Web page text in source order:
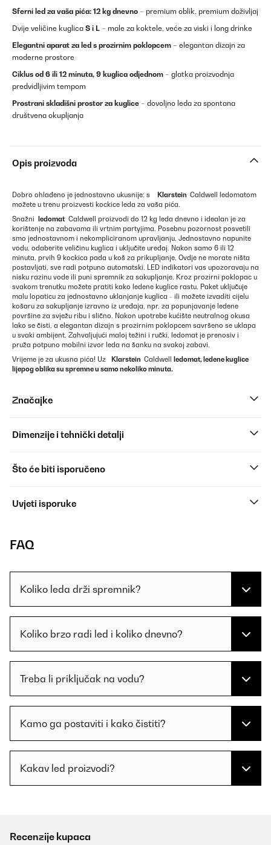
Sferni led za vaša pića: 12 kg dnevno – premium oblik, premium doživljaj
Dvije veličine kuglica S i L – male za koktele, veće za viski i long drinke
Elegantni aparat za led s prozirnim poklopcem – elegantan dizajn za
moderne prostore
Ciklus od 6 ili 12 minuta, 9 kuglica odjednom – glatka proizvodnja
predvidljivim tempom
Prostrani skladišni prostor za kuglice – dovoljno leda za spontana
društvena okupljanja
Opis proizvoda
Dobro ohlađeno je jednostavno ukusnije: s Klarstein Caldwell ledomatom
možete u trenu proizvesti kockice leda za vaša pića.
Snažni
ledomatCaldwell proizvodi do 12 kg leda dnevno i idealan je za
korištenje na zabavama ili vrtnim partyjima. Posebnu pozornost posvetili
smo jednostavnom i nekompliciranom upravljanju. Jednostavno napunite
vodu, odaberite veličinu kuglica i uključite uređaj. Nakon samo 6 ili 12
minuta, prvih 9 kockica pada u koš za prikupljanje. Ovdje ne morate ništa
postavljati, sve radi potpuno automatski. LED indikatori vas upozoravaju na
nisku razinu vode ili puni spremnik za sakupljanje. Kroz prozirni poklopac u
svakom trenutku možete pratiti kako ledene kuglice rastu. Paket uključuje
malu lopaticu za jednostavno uklanjanje kuglica - ili možete izvaditi cijelu
košaru za sakupljanje izravno iz uređaja, npr. za popunjavanje ledene
površine za svježu ribu i slično. Nakon upotrebe kućište neutralnog okusa
lako se čisti, a elegantan dizajn s prozirnim poklopcem savršeno se uklapa
u svaki ambijent. Zahvaljujući maloj težini i ručki, ledomat je prenosiv i
pruža potpuno mobilni izvor leda na šanku na svakoj zabavi.
Vrijeme je za ukusna pića! Uz
Klarstein Caldwell
ledomat, ledene kuglice
lijepog oblika su spremne u samo nekoliko minuta.
Značajke
Dimenzije i tehnički detalji
Što će biti isporučeno
Uvjeti isporuke
FAQ
Koliko leda drži spremnik?
Koliko brzo radi led i koliko dnevno?
Treba li priključak na vodu?
Kamo ga postaviti i kako čistiti?
Kakav led proizvodi?
Recenzije kupaca